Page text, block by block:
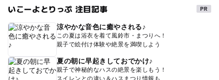
いこーよとりっぷ 注目記事
涼やかな音色に癒やされる♪
この夏は浴衣を着て風鈴市・まつりへ！
親子で絵付け体験や絶景を満喫しよう
夏の朝に早起きしておでかけ♪
親子で神秘的なハスの絶景を楽しもう！